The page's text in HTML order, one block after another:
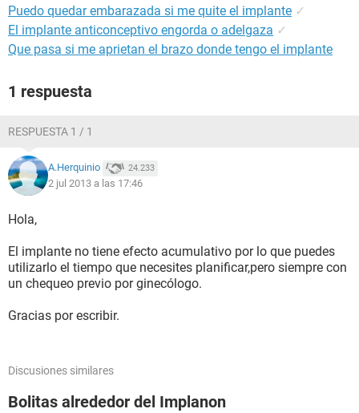
Puedo quedar embarazada si me quite el implante ✓
El implante anticonceptivo engorda o adelgaza ✓
Que pasa si me aprietan el brazo donde tengo el implante
1 respuesta
RESPUESTA 1 / 1
A.Herquinio 24.233
2 jul 2013 a las 17:46
Hola,
El implante no tiene efecto acumulativo por lo que puedes
utilizarlo el tiempo que necesites planificar,pero siempre con
un chequeo previo por ginecólogo.
Gracias por escribir.
Discusiones similares
Bolitas alrededor del Implanon